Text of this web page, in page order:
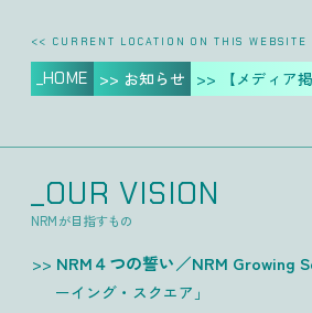
_HOME >> お知らせ >> 【メディア
<< CURRENT LOCATION ON THIS WEBSITE
_OUR VISION
NRMが目指すもの
NRM４つの誓い／NRM Growing
ーイング・スクエア」